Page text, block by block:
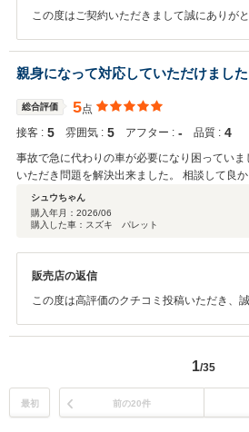
この度はご契約いただきまして誠にありが
きまして、社員一同心から感謝しておりま
車をお客様に見て頂きたく、毎朝社員全員
何かお困りの際はぜひお気軽にお立ち寄り
ぞ宜しくお願い致します。
親身になって対応していただけました
総合評価 5点
接客 : 5 雰囲気 : 5 アフター : ‐ 品質 : 4
事故で急に代わりの車が必要になり困ってい
いただき問題を解決出来ました。 相談して良か
シュウちゃん
購入年月： 2026/06
購入した車：スズキ パレット
販売店の返信
この度は高評価のクチコミ投稿いただき、
サービスに関しても誠意をもってご対応さ
続きさせていただきます。 今後ともお気軽
せ。 よろしくお願いいたします
1/35
最初 前の20件